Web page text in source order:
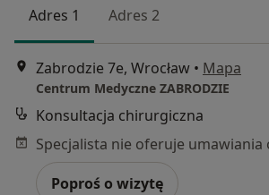
Adres 1 Adres 2
Zabrodzie 7e, Wrocław • Mapa
Centrum Medyczne ZABRODZIE
Konsultacja chirurgiczna
Poproś o wizytę